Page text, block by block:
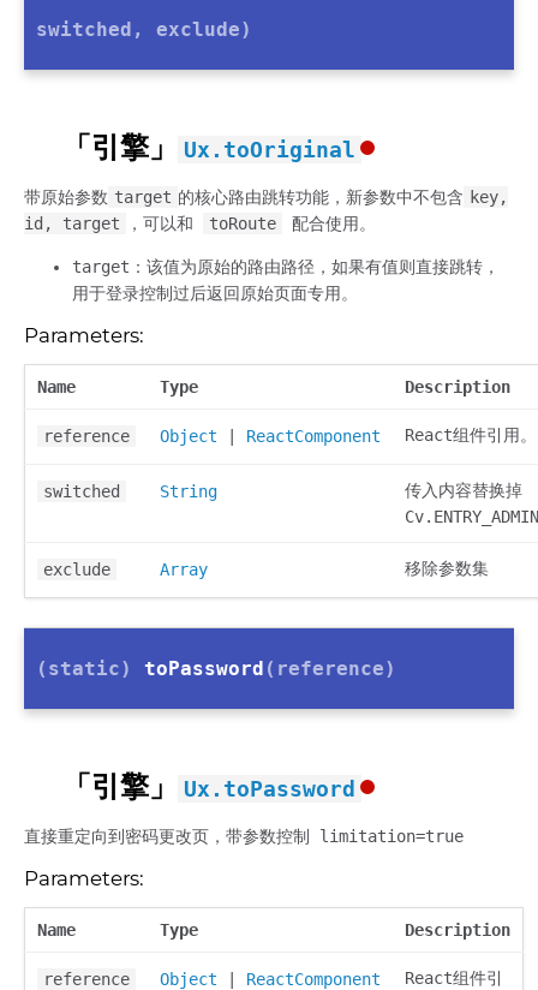
switched, exclude)
「引擎」 Ux.toOriginal
带原始参数 target 的核心路由跳转功能，新参数中不包含 key,
id, target
，可以和 toRoute 配合使用。
target：该值为原始的路由路径，如果有值则直接跳转，
用于登录控制过后返回原始页面专用。
Parameters:
Name Type Description
reference Object ReactComponent React组件引用。
switched String
传入内容替换掉
Cv.ENTRY_ADMIN
exclude Array 移除参数集
(static) toPassword (reference)
「引擎」 Ux.toPassword
直接重定向到密码更改页，带参数控制 limitation=true
Parameters:
Name Type Description
reference Object ReactComponent
React组件引